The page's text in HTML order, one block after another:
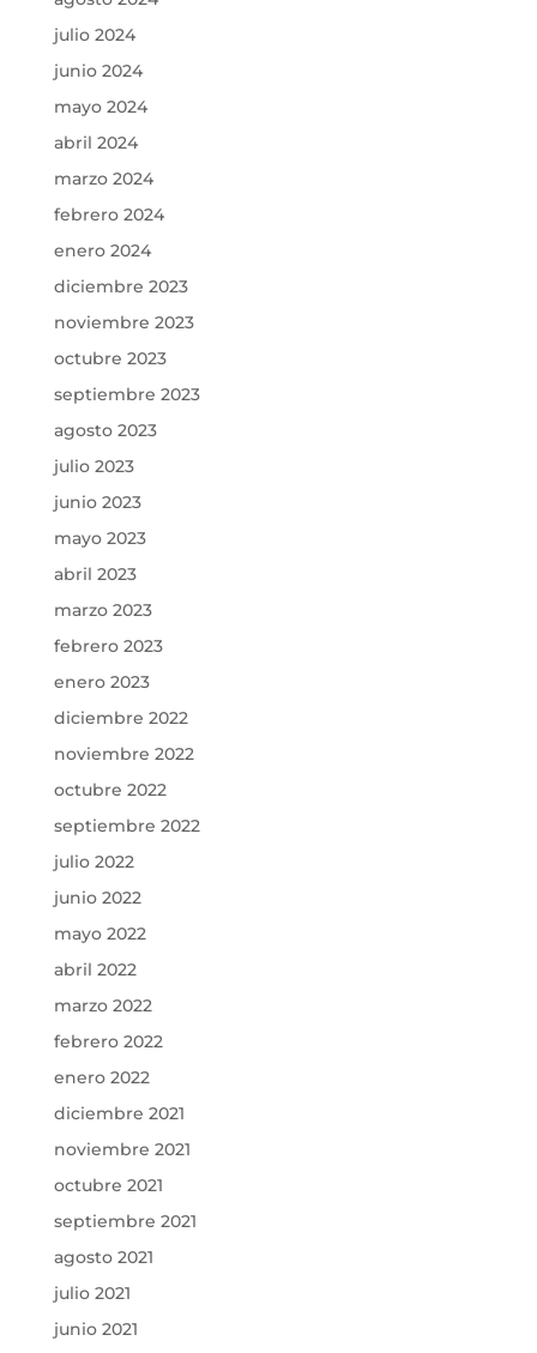
julio 2024
junio 2024
mayo 2024
abril 2024
marzo 2024
febrero 2024
enero 2024
diciembre 2023
noviembre 2023
octubre 2023
septiembre 2023
agosto 2023
julio 2023
junio 2023
mayo 2023
abril 2023
marzo 2023
febrero 2023
enero 2023
diciembre 2022
noviembre 2022
octubre 2022
septiembre 2022
julio 2022
junio 2022
mayo 2022
abril 2022
marzo 2022
febrero 2022
enero 2022
diciembre 2021
noviembre 2021
octubre 2021
septiembre 2021
agosto 2021
julio 2021
junio 2021